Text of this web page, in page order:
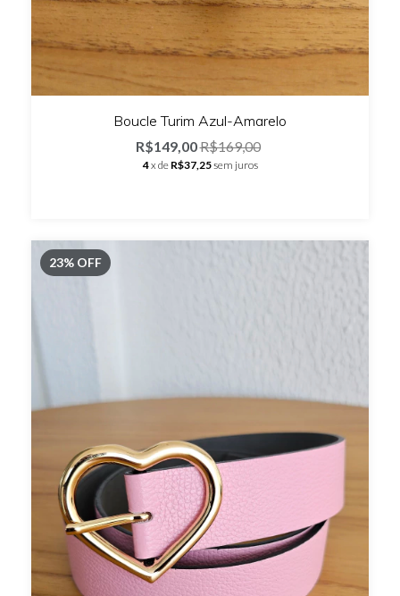
Boucle Turim Azul-Amarelo
R$149,00R$169,00
4x de R$37,25sem juros
23% OFF